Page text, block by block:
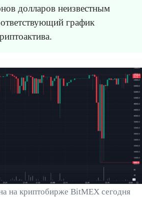
долларов неизвестным
график
на криптобирже BitMEX сегодня